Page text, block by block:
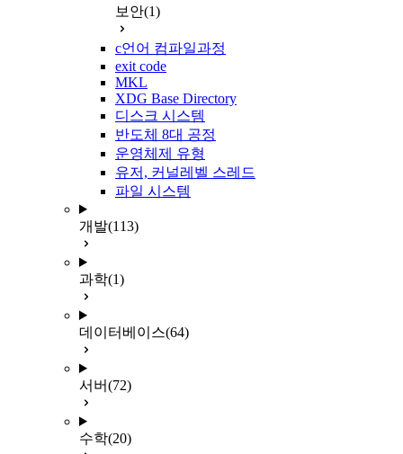
보안(1)
c언어 컴파일과정
exit code
MKL
XDG Base Directory
디스크 시스템
반도체 8대 공정
운영체제 유형
유저, 커널레벨 스레드
파일 시스템
개발(113)
과학(1)
데이터베이스(64)
서버(72)
수학(20)